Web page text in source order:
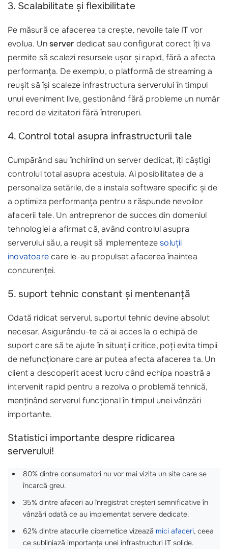
3. Scalabilitate și flexibilitate
Pe măsură ce afacerea ta crește, nevoile tale IT vor
evolua. Unserver dedicat sau configurat corect îți va
permite să scalezi resursele ușor și rapid, fără a afecta
performanța. De exemplu, o platformă de streaming a
reușit să își scaleze infrastructura serverului în timpul
unui eveniment live, gestionând fără probleme un număr
record de vizitatori fără întreruperi.
4. Control total asupra infrastructurii tale
Cumpărând sau închiriind un server dedicat, îți câștigi
controlul total asupra acestuia. Ai posibilitatea de a
personaliza setările, de a instala software specific și de
a optimiza performanța pentru a răspunde nevoilor
afacerii tale. Un antreprenor de succes din domeniul
tehnologiei a afirmat că, având controlul asupra
serverului său, a reușit să implementezesoluții
inovatoarecare le-au propulsat afacerea înaintea
concurenței.
5. suport tehnic constant și mentenanță
Odată ridicat serverul, suportul tehnic devine absolut
necesar. Asigurându-te că ai acces la o echipă de
suport care să te ajute în situații critice, poți evita timpii
de nefuncționare care ar putea afecta afacerea ta. Un
client a descoperit acest lucru când echipa noastră a
intervenit rapid pentru a rezolva o problemă tehnică,
menținând serverul funcțional în timpul unei vânzări
importante.
Statistici importante despre ridicarea
serverului!
80% dintre consumatori nu vor mai vizita un site care se
încarcă greu.
35% dintre afaceri au înregistrat creșteri semnificative în
vânzări odată ce au implementat servere dedicate.
62% dintre atacurile cibernetice vizează mici afaceri, ceea
ce subliniază importanța unei infrastructuri IT solide.